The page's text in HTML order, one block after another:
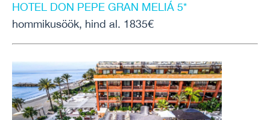
HOTEL DON PEPE GRAN MELIÁ 5*
hommikusöök, hind al. 1835€